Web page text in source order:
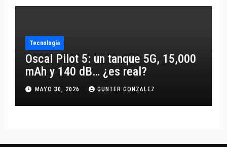
Tecnología
Oscal Pilot 5: un tanque 5G, 15,000
mAh y 140 dB… ¿es real?
MAYO 30, 2026 GUNTER.GONZALEZ